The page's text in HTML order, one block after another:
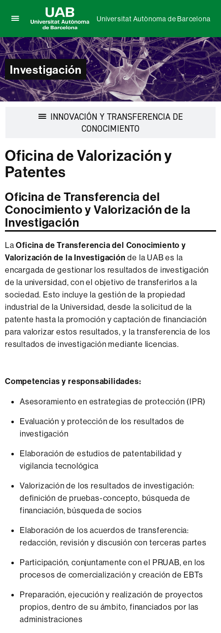
aquí
para
desplegar
el
menú
de
Universitat
Universitat
Autònoma
Barcelona
Universitat Autònoma de Barcelona
Investigación
INNOVACIÓN Y TRANSFERENCIA DE
CONOCIMIENTO
Oficina de Valorización y
Patentes
Oficina de Transferencia del
Conocimiento y Valorización de la
Investigación
La Oficina de Transferencia del Conocimiento y
Valorización de la Investigaciónde la UAB es la
encargada de gestionar los resultados de investigación
de la universidad, con el objetivo de transferirlos a la
sociedad. Esto incluye la gestión de la propiedad
industrial de la Universidad, desde la solicitud de la
patente hasta la promoción y captación de financiación
para valorizar estos resultados, y la transferencia de los
resultados de investigación mediante licencias.
Competencias y responsabilidades:
Asesoramiento en estrategias de protección (IPR)
Evaluación y protección de los resultados de
investigación
Elaboración de estudios de patentabilidad y
vigilancia tecnológica
Valorización de los resultados de investigación:
definición de pruebas-concepto, búsqueda de
financiación, búsqueda de socios
Elaboración de los acuerdos de transferencia:
redacción, revisión y discusión con terceras partes
Participación, conjuntamente con el PRUAB, en los
procesos de comercialización y creación de EBTs
Preparación, ejecución y realización de proyectos
propios, dentro de su ámbito, financiados por las
administraciones